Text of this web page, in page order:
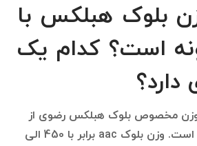
بلوک هبلکس با
است؟ کدام یک
وزن مخصوص بلوک هبلکس رضوی از
تمامی بلوک ها کمتر است. وزن بلوک aac برابر با 450 الی